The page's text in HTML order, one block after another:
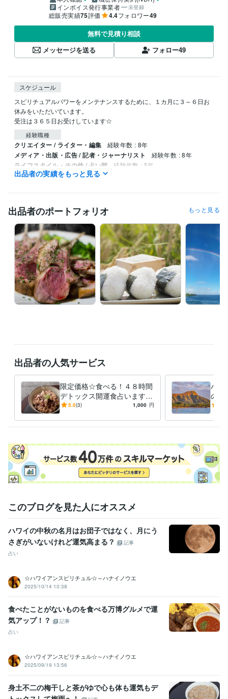
インボイス発行事業者
未登録
総販売実績75評価 4.4フォロワー49
無料で見積り相談
メッセージを送る
フォロー49
スケジュール
スピリチュアルパワーをメンテナンスするために、１カ月に３～６日お
休みをいただいています。
受注は３６５日お受けしています☆
経験職種
クリエイター / ライター・編集 経験年数 : 8年
メディア・出版・広告 / 記者・ジャーナリスト 経験年数 : 8年
ライフスタイル・その他 / 占い師 経験年数 : 5年
ライフスタイル・その他 / 講師・インストラクター
ハワイアンスピリチュアル鑑定/ハワイの文化・観光・グルメ執筆
その他ツール
ハワイアンスピリチュアルカウンセリング:5年栄養指導:5年
得意分野
占い 霊視透視でのハワイアンスピリチュアル鑑定
霊視 透視 スピリチュアル 恋愛 ダイエット 家庭 相性
仕事
運勢
厄除け
悩み相談・カウンセリング
ハナ的ポジティブシンキングカウンセリ
ング
出品者の実績をもっと見る
出品者のポートフォリオ もっと見る
出品者の人気サービス
限定価格☆食べる！４８時間
デトックス開運食占います
脳も心も喜ぶ健康的なデトッ
す☆
5.0(3) 1,000 円
ハナ
の8
様
す
このブログを見た人にオススメ
ハワイの中秋の名月はお団子ではなく、月にう
さぎがいないけれど運気高まる？
記事
占い
☆ハワイアンスピリチュル☆～ハナイノウエ
2025/10/14 10:38
食べたことがないものを食べる万博グルメで運
気アップ！？
記事
占い
☆ハワイアンスピリチュル☆～ハナイノウエ
2025/09/19 13:56
身土不二の梅干しと茶がゆで心も体も運気もデ